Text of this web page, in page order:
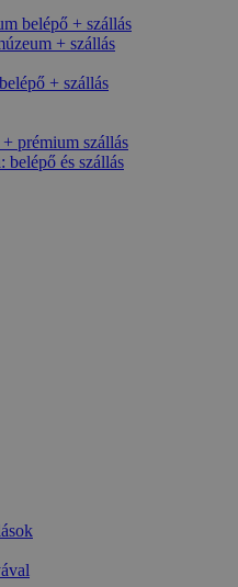
belépő + szállás
+ szállás
+ szállás
prémium szállás
belépő és szállás